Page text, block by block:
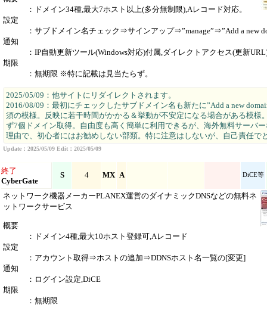
：ドメイン34種,最大7ホスト以上(多分無制限),Aレコード対応。
設定
：サブドメイン名チェック⇒サインアップ⇒”manage”⇒”Add a new
通知
：IP自動更新ツール(Windows対応)付属,ダイレクトアクセス(更新
期限
：無期限 ※特に記載は見当たらず。
2025/05/09：他サイトにリダイレクトされます。
2016/08/09：最初にチェックしたサブドメイン名も新たに”Add a new
須の模様。反映に若干時間がかかる＆挙動が不安定になる場合がある模様
ず7個ドメイン取得。自由度も高く簡単に利用できるが、海外無料サーバ
理由で、初心者にはお勧めしない部類。特に注意はしないが、自己責任で
Update：2025/05/09 Edit：2025/05/09
終了
CyberGate
S 4 MX A DiCE等
ネットワーク機器メーカーPLANEX運営のダイナミックDNSなどの無料ネ
ットワークサービス
概要
：ドメイン4種,最大10ホスト登録可,Aレコード
設定
：アカウント取得⇒ホストの追加⇒DDNSホスト名一覧の[変更]
通知
：ログイン設定,DiCE
期限
：無期限